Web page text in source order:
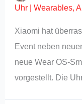
Uhr |Wearables,
Xiaomi hat
Event neben
neue Wear OS-
vorgestellt. Die